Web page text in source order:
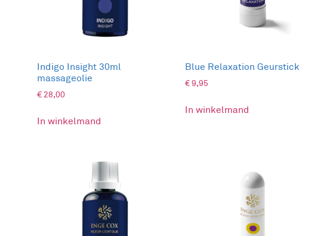
Ervaar de energieke werking van deze room aura sprays
De roomspray bestaat uit
Dekleurvibraties die inwerken op deenergie in de
Een goede sfeer in de ruimte draagt bij tot een ‘feel good’
Er zijn 9 verschillen de geuren in het Inge Cox Room Aura
Energy Flow (Red)
Aura-energy: Voor innerlijke kracht en persoonlijke groei
Indigo Insight 30ml
massageolie
€ 28,00
In winkelmand
Blue Relaxation Geurstick
€9,95
In winkelmand